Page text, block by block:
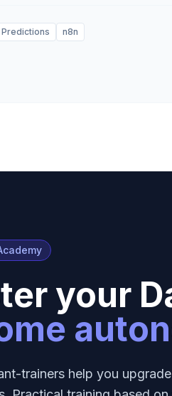
Predictions n8n
your
trainers help you